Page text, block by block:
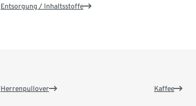
Entsorgung / Inhaltsstoffe
Herrenpullover Kaffee